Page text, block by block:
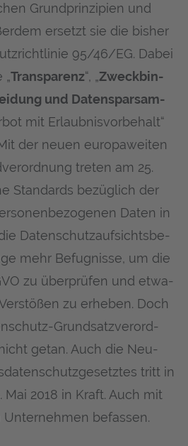
Grund­prin­zi­pi­en und
ersetzt sie die bis­her
95/46/EG. Dabei
„Trans­pa­renz“, „Zweck­bin­
und Daten­spar­sam­
mit Erlaub­nis­vor­be­halt“
der neu­en euro­pa­wei­ten
tre­ten am 25.
Stan­dards bezüg­lich der
Daten in
Daten­schutz­auf­sichts­be­
mehr Befug­nis­se, um die
zu über­prü­fen und etwa­
zu erhe­ben. Doch
Grund­satz­ver­ord­
getan. Auch die Neu­
tritt in
2018 in Kraft. Auch mit
befassen.